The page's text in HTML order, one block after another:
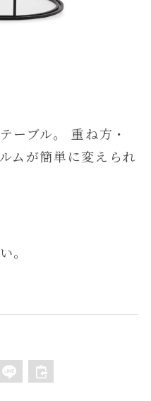
ーブル。 重ね方・
ムが簡単に変えられ
。